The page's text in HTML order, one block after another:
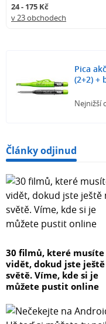
24 - 175 Kč
v 23 obchodech
Pica
(2+2) +
Nejnižší
Články odjinud
30 filmů, které musíte
vidět, dokud jste ještě
světě. Víme, kde si je
můžete pustit online